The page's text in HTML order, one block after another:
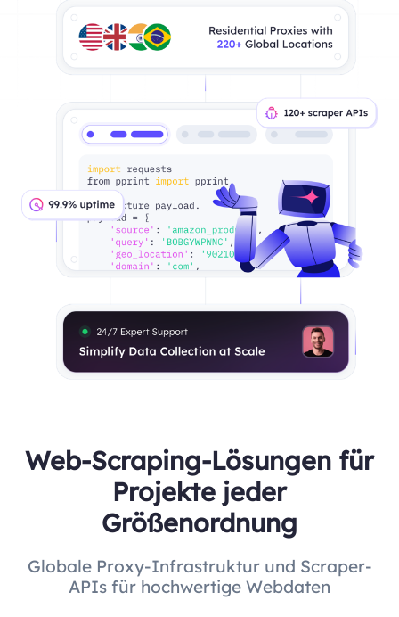
Web-Scraping-Lösungen für
Projekte jeder
Größenordnung
Globale Proxy-Infrastruktur und Scraper-
APIs für hochwertige Webdaten